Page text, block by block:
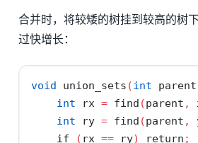
合并时，将较矮的树挂到较高的树
过快增长：
void union_sets (int parent
int rx = find (parent ,
int ry = find (parent ,
if
( rx == ry) return ;